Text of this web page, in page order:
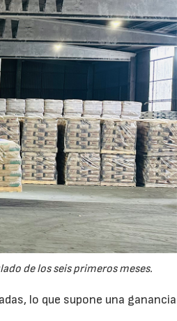
de los seis primeros meses.
lo que supone una ganancia